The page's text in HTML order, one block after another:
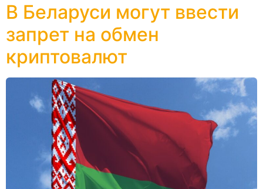
В Беларуси могут ввести
запрет на обмен
криптовалют